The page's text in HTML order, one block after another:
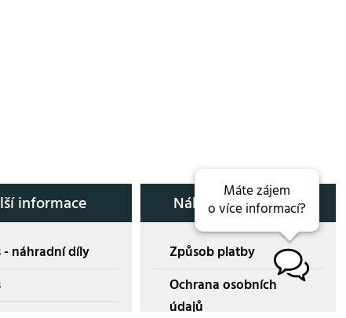
informace
- náhradní díly
Nákup přes E-shop
Způsob platby
Ochrana osobních
údajů
Máte zájem
o více informací?
B